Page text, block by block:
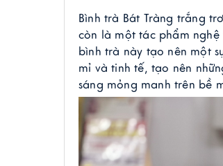
Bình trà Bát Tràng trắng
còn là một tác phẩm
bình trà này tạo nên một
mỉ và tinh tế, tạo nên
sáng mỏng manh trên bề